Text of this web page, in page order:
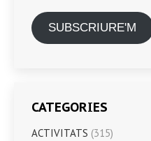
SUBSCRIURE'M
CATEGORIES
ACTIVITATS (315)